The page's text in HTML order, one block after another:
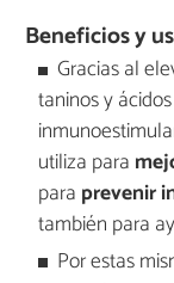
Beneficios y
Gracias al
taninos y
utiliza para
para prevenir
también para
Por estas